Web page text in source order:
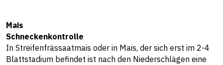
Mais
Schneckenkontrolle
In Streifenfrässaatmais oder in Mais, der sich erst im 2-4
Blattstadium befindet ist nach den Niederschlägen eine